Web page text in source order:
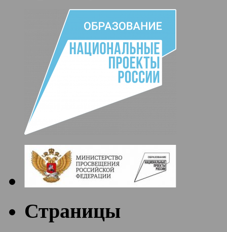
Страницы